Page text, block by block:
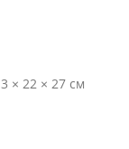
3 × 22 × 27 см